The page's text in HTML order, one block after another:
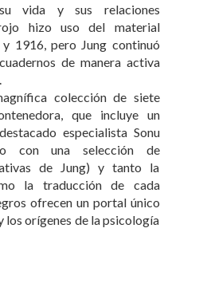
vida y sus relaciones
hizo uso del material
1916, pero Jung continuó
de manera activa
colección de siete
que incluye un
especialista Sonu
con una selección de
de Jung) y tanto la
la traducción de cada
ofrecen un portal único
los orígenes de la psicología